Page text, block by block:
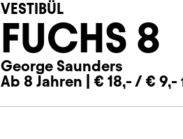
VESTIBÜL
FUCHS 8
George Saunders
Ab 8 Jahren | € 18,- / €